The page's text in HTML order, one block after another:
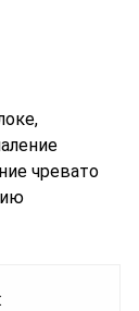
чревато